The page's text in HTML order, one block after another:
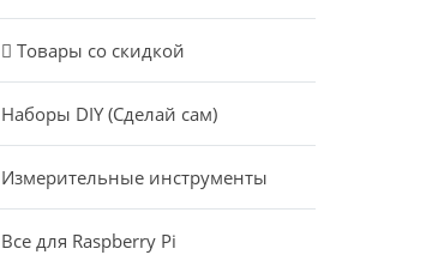
Товары со скидкой
Наборы DIY (Сделай сам)
Измерительные инструменты
Все для Raspberry Pi